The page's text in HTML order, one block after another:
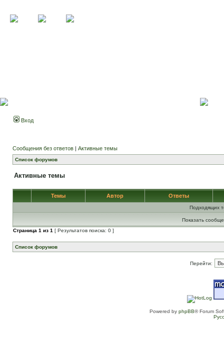
Вход
Сообщения без ответов | Активные темы
Список форумов
Активные темы
Темы Автор Ответы
Подходящих
Показать
Страница 1 из 1 [ Результатов поиска: 0 ]
Список форумов
Перейти:
Powered by phpBB® Forum